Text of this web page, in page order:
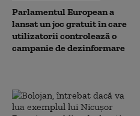
Parlamentul European a
lansat un joc gratuit în care
utilizatorii controlează o
campanie de dezinformare